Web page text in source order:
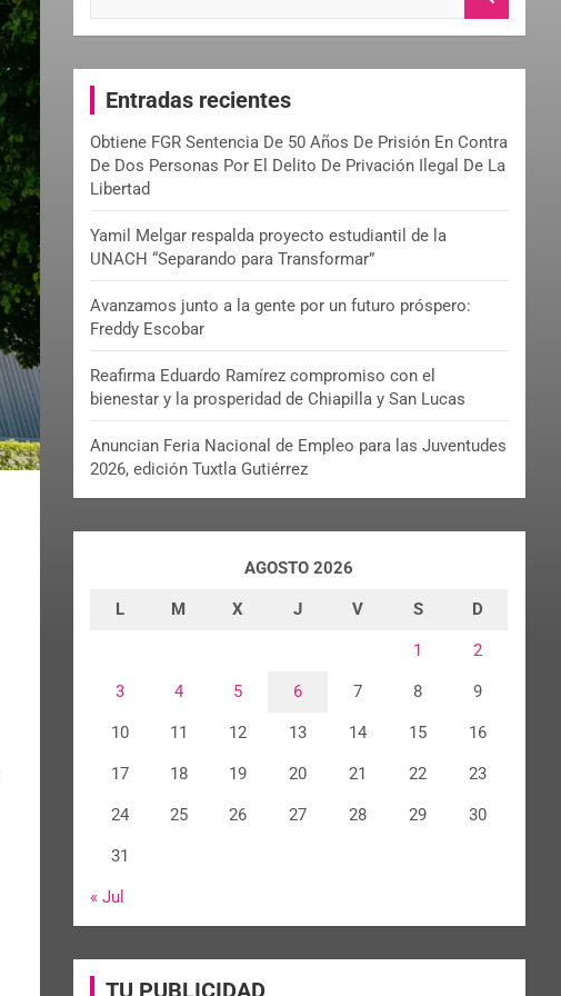
c
Entradas recientes
Obtiene FGR Sentencia De 50 Años De Prisión En Contra
De Dos Personas Por El Delito De Privación Ilegal De La
Libertad
Yamil Melgar respalda proyecto estudiantil de la
UNACH “Separando para Transformar”
Avanzamos junto a la gente por un futuro próspero:
Freddy Escobar
Reafirma Eduardo Ramírez compromiso con el
bienestar y la prosperidad de Chiapilla y San Lucas
Anuncian Feria Nacional de Empleo para las Juventudes
2026, edición Tuxtla Gutiérrez
AGOSTO 2026
L M X J V S D
1 2
3 4 5 6 7 8 9
10 11 12 13 14 15 16
17 18 19 20 21 22 23
24 25 26 27 28 29 30
31
« Jul
TU PUBLICIDAD